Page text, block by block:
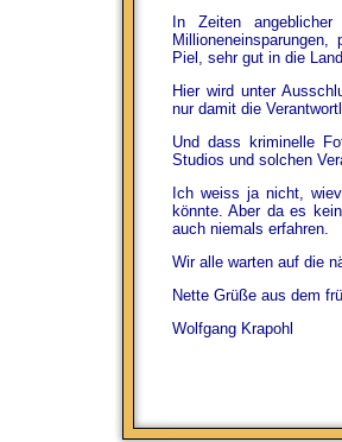
In Zeiten
Piel, sehr gut in die
Hier wird unter
nur damit die
Und dass kriminelle
Studios und solchen
Ich weiss ja nicht,
könnte. Aber da es
auch niemals erfahren.
Wir alle warten auf die
Nette Grüße aus dem
Wolfgang Krapohl